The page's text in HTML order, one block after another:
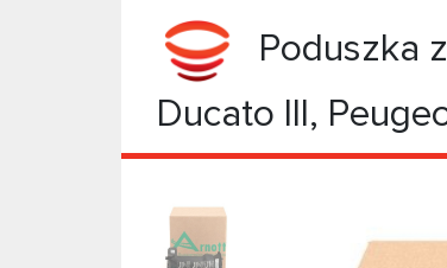
Poduszka
Ducato III,